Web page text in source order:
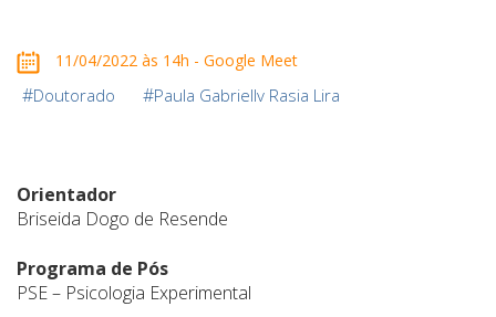
11/04/2022 às 14h - Google Meet
#Doutorado #Paula Gabriellv Rasia Lira
Orientador
Briseida Dogo de Resende
Programa de Pós
PSE – Psicologia Experimental